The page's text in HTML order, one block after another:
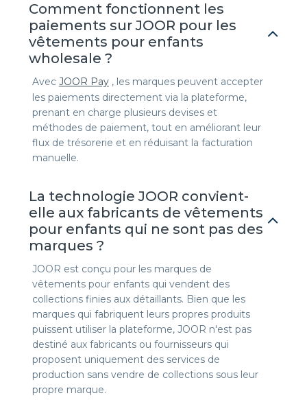
Comment fonctionnent les
paiements sur JOOR pour les
vêtements pour enfants
wholesale ?
Avec JOOR Pay, les marques peuvent accepter
les paiements directement via la plateforme,
prenant en charge plusieurs devises et
méthodes de paiement, tout en améliorant leur
flux de trésorerie et en réduisant la facturation
manuelle.
La technologie JOOR convient-
elle aux fabricants de vêtements
pour enfants qui ne sont pas des
marques ?
JOOR est conçu pour les marques de
vêtements pour enfants qui vendent des
collections finies aux détaillants. Bien que les
marques qui fabriquent leurs propres produits
puissent utiliser la plateforme, JOOR n'est pas
destiné aux fabricants ou fournisseurs qui
proposent uniquement des services de
production sans vendre de collections sous leur
propre marque.